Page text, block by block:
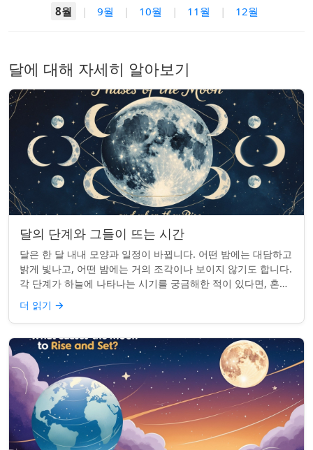
8월
| 9월 | 10월 | 11월 | 12월
달에 대해 자세히 알아보기
달의 단계와 그들이 뜨는 시간
달은 한 달 내내 모양과 일정이 바뀝니다. 어떤 밤에는 대담하고
밝게 빛나고, 어떤 밤에는 거의 조각이나 보이지 않기도 합니다.
각 단계가 하늘에 나타나는 시기를 궁금해한 적이 있다면, 혼자
가 아닙니다. 사실 그 타...
더 읽기 →